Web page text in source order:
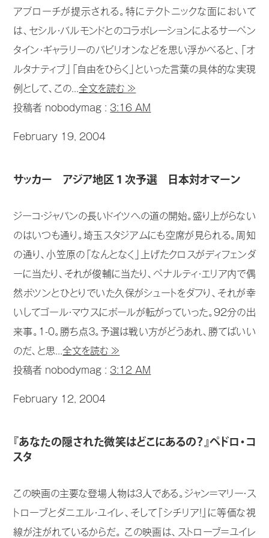
アプローチが提示される。特にテクトニックな面において
は、セシル・バルモンドとのコラボレーションによるサーペン
タイン・ギャラリーのパビリオンなどを思い浮かべると、「オ
ルタナティブ」「自由をひらく」といった言葉の具体的な実現
例として、この...全文を読む ≫
投稿者 nobodymag : 3:16 AM
February 19, 2004
サッカー アジア地区１次予選 日本対オマーン
ジーコ・ジャパンの長いドイツへの道の開始。盛り上がらない
のはいつも通り。埼玉スタジアムにも空席が見られる。周知
の通り、小笠原の「なんとなく」上げたクロスがディフェンダ
ーに当たり、それが俊輔に当たり、ペナルティ・エリア内で偶
然ポツンとひとりでいた久保がシュートをダフり、それが幸
いしてゴール・マウスにボールが転がっていった。92分の出
来事。1-0。勝ち点３。予選は戦い方がどうあれ、勝てばいい
のだ、と思...全文を読む ≫
投稿者 nobodymag : 3:12 AM
February 12, 2004
『あなたの隠された微笑はどこにあるの？』ペドロ・コ
スタ
この映画の主要な登場人物は3人である。ジャン=マリー・ス
トローブとダニエル・ユイレ、そして『シチリア！』に等価な視
線が注がれているからだ。 この映画は、ストローブ=ユイレ